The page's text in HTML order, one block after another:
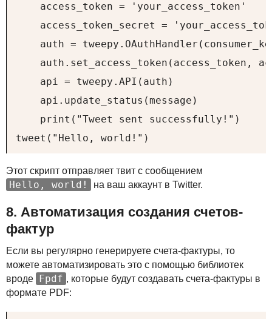
    access_token = 'your_access_token'
access_token_secret =
auth =
auth.set_access_token(access_token,
    api = tweepy.API(auth)
    api.update_status(message)
    print("Tweet sent successfully!")
tweet("Hello, world!")
Этот скрипт отправляет твит с сообщением
Hello, world! на ваш аккаунт в Twitter.
8. Автоматизация создания счетов-
фактур
Если вы регулярно генерируете счета-фактуры, то
можете автоматизировать это с помощью библиотек
вроде
Fpdf , которые будут создавать счета-фактуры в
формате PDF: